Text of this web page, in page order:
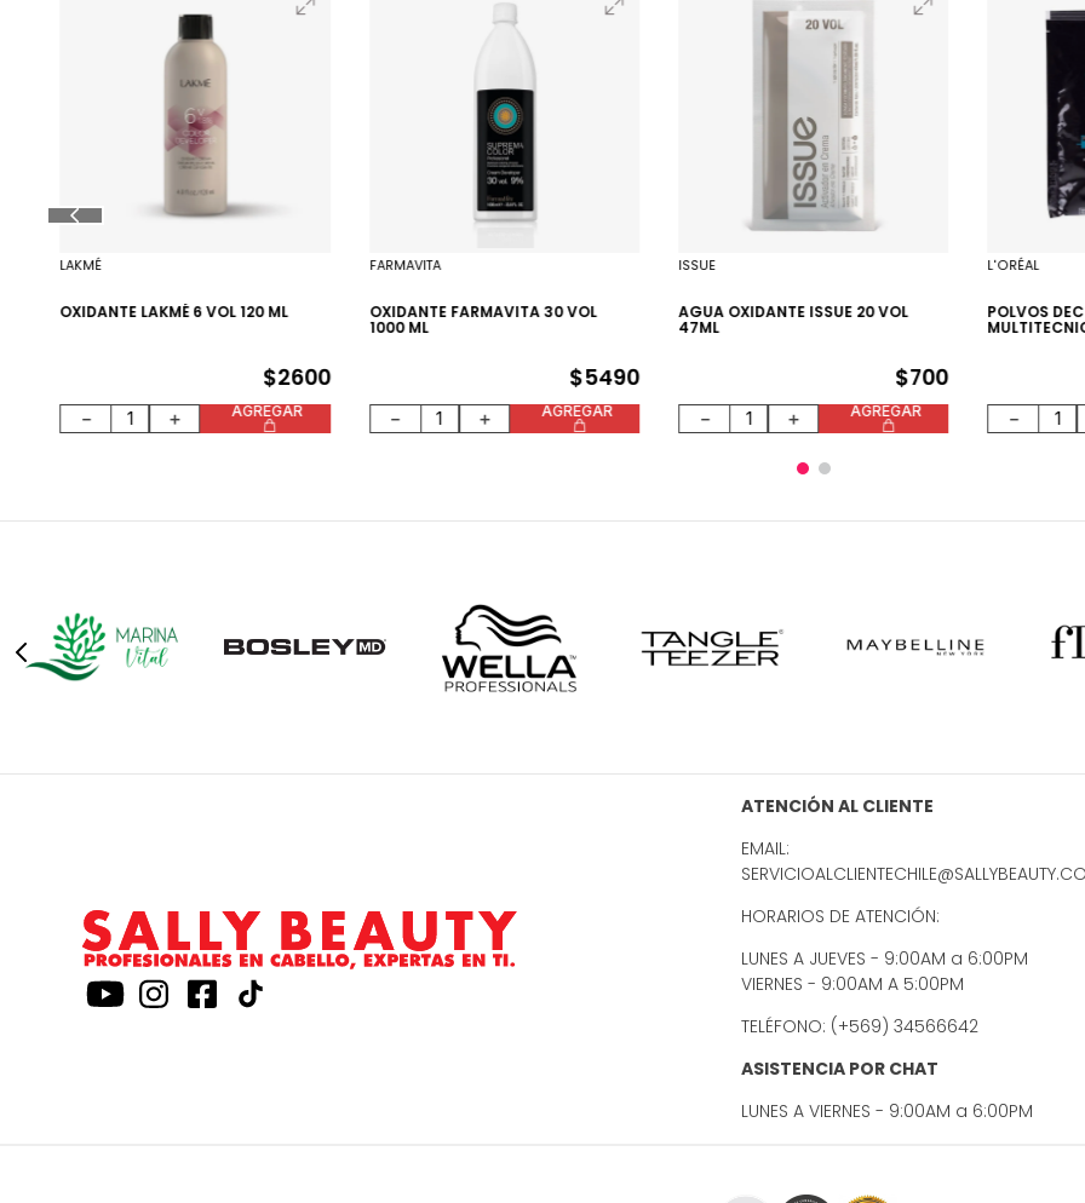
LAKMÉ
OXIDANTE LAKMÉ 6 VOL 120 ML
$2600
＋
－ AGREGAR
FARMAVITA
OXIDANTE FARMAVITA 30 VOL
1000 ML
$5490
＋
－ AGREGAR
ISSUE
AGUA OXIDANTE ISSUE 20 VOL
47ML
$700
＋
－ AGREGAR
L'ORÉAL
POLVOS
－
ATENCIÓN AL CLIENTE
EMAIL:
HORARIOS DE ATENCIÓN:
LUNES A JUEVES - 9:00AM a 6:00PM
VIERNES - 9:00AM A 5:00PM
TELÉFONO: (+569) 34566642
ASISTENCIA POR CHAT
LUNES A VIERNES - 9:00AM a 6:00PM